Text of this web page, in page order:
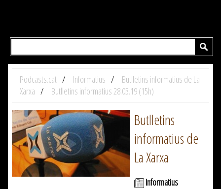
Podcasts.cat Informatius
Butlletins informatius de La
Xarxa
Butlletins informatius 28.03.19 (15h)
Butlletins
informatius de
La Xarxa
Informatius